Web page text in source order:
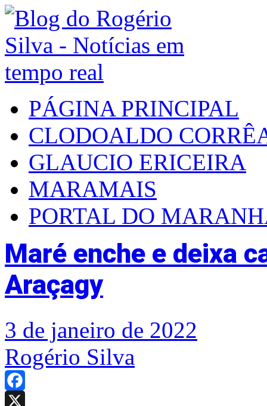
PÁGINA PRINCIPAL
CLODOALDO
GLAUCIO ERICEIRA
MARAMAIS
PORTAL DO
Maré enche e deixa
Araçagy
3 de janeiro de 2022
Rogério Silva
Facebook